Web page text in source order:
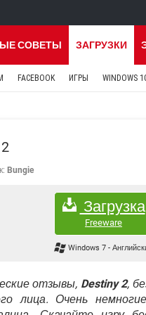
СОВЕТЫ ЗАГРУЗКИ
FACEBOOK ИГРЫ WINDOWS
Bungie
Загрузка
Freeware
Windows 7-
отзывы, Destiny 2,
лица. Очень